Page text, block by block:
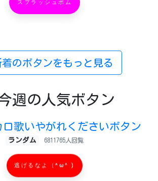
スプラッシュボム
着のボタンをもっと見る
週の人気ボタン
ロ歌いやがれくださいボタン
ランダム 6811765人回覧
逃げるなよ（^ω^ )